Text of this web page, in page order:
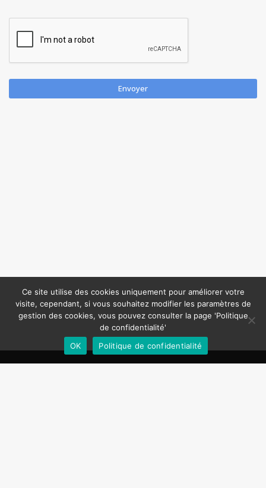
Ce site utilise des cookies uniquement pour améliorer votre
visite, cependant, si vous souhaitez modifier les paramètres de
gestion des cookies, vous pouvez consulter la page 'Politique
de confidentialité'
OK
Politique de confidentialité